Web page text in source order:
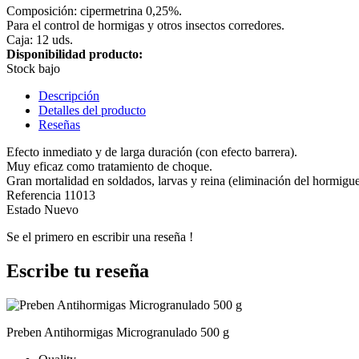
Composición: cipermetrina 0,25%.
Para el control de hormigas y otros insectos corredores.
Caja: 12 uds.
Disponibilidad producto:
Stock bajo
Descripción
Detalles del producto
Reseñas
Efecto inmediato y de larga duración (con efecto barrera).
Muy eficaz como tratamiento de choque.
Gran mortalidad en soldados, larvas y reina (eliminación del
Referencia 11013
Estado Nuevo
Se el primero en escribir una reseña !
Escribe tu reseña
Preben Antihormigas Microgranulado 500 g